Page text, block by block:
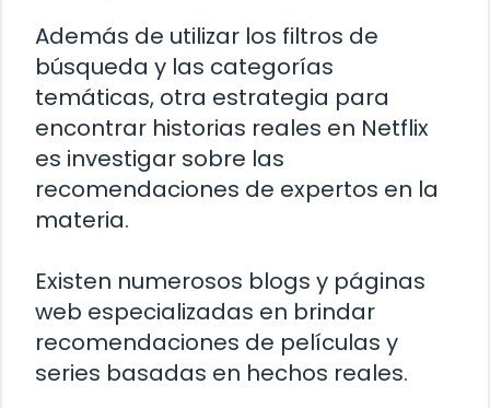
Además de utilizar los filtros de
búsqueda y las categorías
temáticas, otra estrategia para
encontrar historias reales en Netflix
es investigar sobre las
recomendaciones de expertos en la
materia.
Existen numerosos blogs y páginas
web especializadas en brindar
recomendaciones de películas y
series basadas en hechos reales.